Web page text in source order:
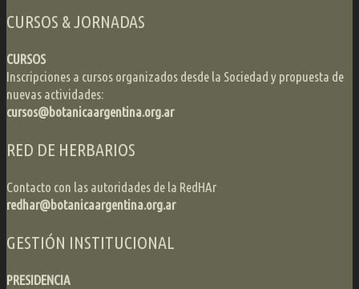
CURSOS & JORNADAS
CURSOS
Inscripciones a cursos organizados desde la Sociedad y propuesta de
nuevas actividades:
cursos@botanicaargentina.org.ar
RED DE HERBARIOS
Contacto con las autoridades de la RedHAr
redhar@botanicaargentina.org.ar
GESTIÓN INSTITUCIONAL
PRESIDENCIA